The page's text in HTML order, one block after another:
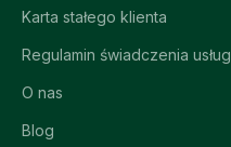
Karta stałego klienta
Regulamin świadczenia usług
O nas
Blog